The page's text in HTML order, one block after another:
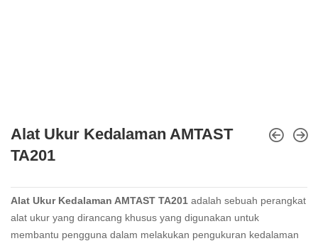
Alat Ukur Kedalaman AMTAST
TA201
Alat Ukur Kedalaman AMTAST TA201 adalah sebuah perangkat
alat ukur yang dirancang khusus yang digunakan untuk
membantu pengguna dalam melakukan pengukuran kedalaman